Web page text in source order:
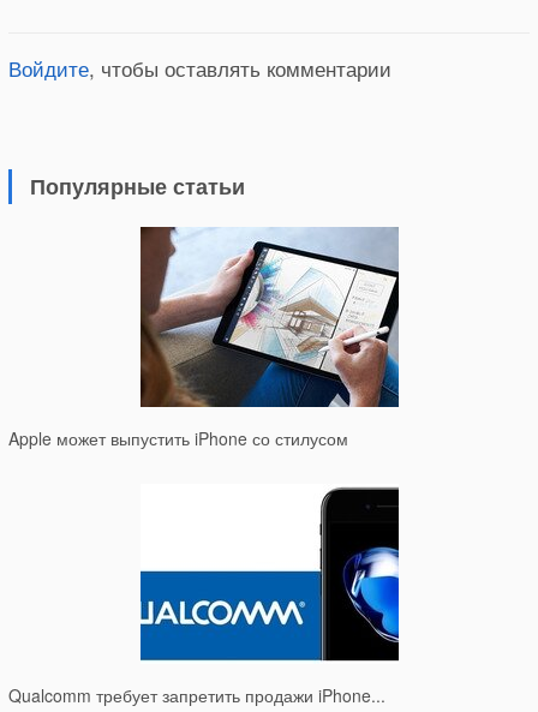
Войдите, чтобы оставлять комментарии
Популярные статьи
Apple может выпустить iPhone со стилусом
Qualcomm требует запретить продажи iPhone...